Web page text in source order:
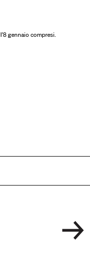
gennaio compresi.